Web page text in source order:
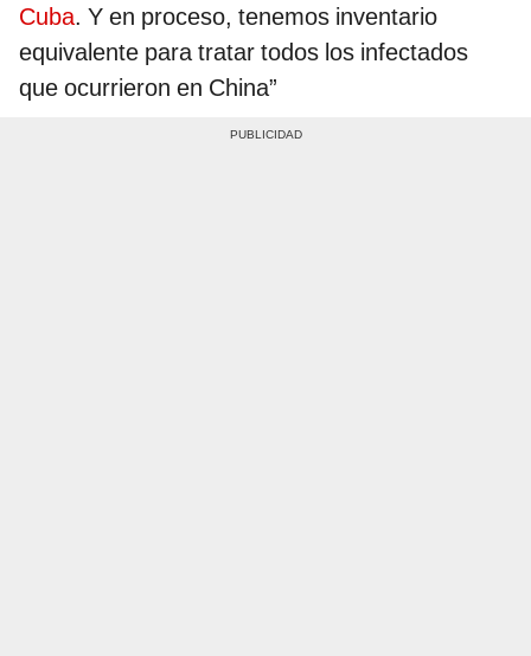
Cuba. Y en proceso, tenemos inventario
equivalente para tratar todos los infectados
que ocurrieron en China”